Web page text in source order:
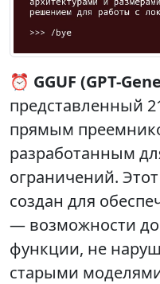
⏰ GGUF (GPT-
представленный
прямым
разработанным
ограничений.
создан для
— возможности
функции, не
старыми